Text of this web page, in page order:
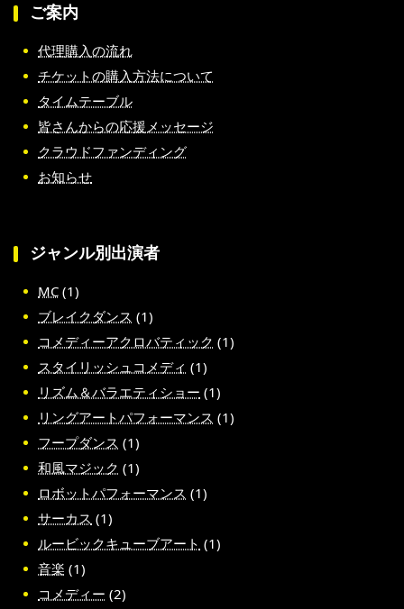
ご案内
代理購入の流れ
チケットの購入方法について
タイムテーブル
皆さんからの応援メッセージ
クラウドファンディング
お知らせ
ジャンル別出演者
MC (1)
ブレイクダンス (1)
コメディーアクロバティック (1)
スタイリッシュコメディ (1)
リズム＆バラエティショー (1)
リングアートパフォーマンス (1)
フープダンス (1)
和風マジック (1)
ロボットパフォーマンス (1)
サーカス (1)
ルービックキューブアート (1)
音楽 (1)
コメディー (2)